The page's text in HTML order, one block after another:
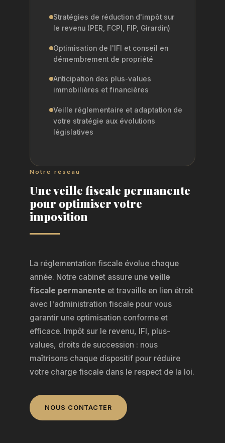
Stratégies de réduction d'impôt sur
le revenu (PER, FCPI, FIP, Girardin)
Optimisation de l'IFI et conseil en
démembrement de propriété
Anticipation des plus-values
immobilières et financières
Veille réglementaire et adaptation de
votre stratégie aux évolutions
législatives
Notre réseau
Une veille fiscale permanente
pour optimiser votre
imposition
La réglementation fiscale évolue chaque
année. Notre cabinet assure uneveille
fiscale permanente et travaille en lien étroit
avec l'administration fiscale pour vous
garantir une optimisation conforme et
efficace. Impôt sur le revenu, IFI, plus-
values, droits de succession : nous
maîtrisons chaque dispositif pour réduire
votre charge fiscale dans le respect de la loi.
NOUS CONTACTER